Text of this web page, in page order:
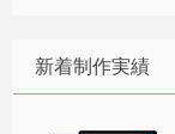
新着制作実績